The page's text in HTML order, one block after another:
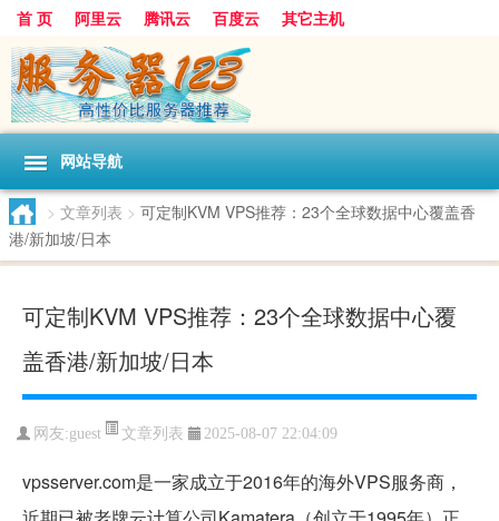
首 页 阿里云 腾讯云 百度云 其它主机
网站导航
> 文章列表 > 可定制KVM VPS推荐：23个全球数据中心覆盖香
港/新加坡/日本
可定制KVM VPS推荐：23个全球数据中心覆
盖香港/新加坡/日本
网友:guest 文章列表 2025-08-07 22:04:09
vpsserver.com是一家成立于2016年的海外VPS服务商，